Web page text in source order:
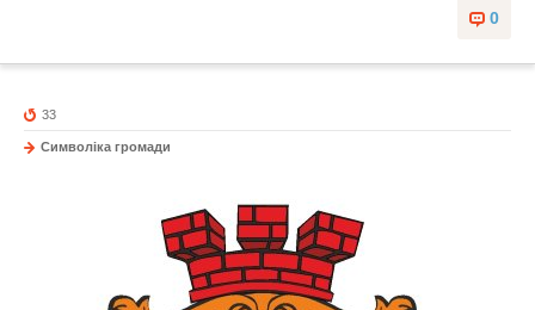
0
33
Символіка громади